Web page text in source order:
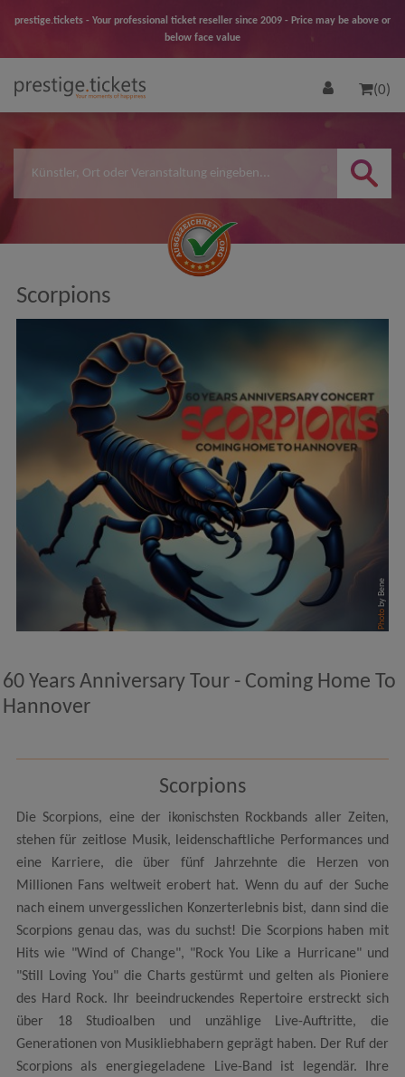
prestige.tickets - Your professional ticket reseller since 2009 - Price may be above or
below face value
(0)
Scorpions
Photo
by Bene
60 Years Anniversary Tour - Coming Home To
Hannover
Scorpions
Die Scorpions, eine der ikonischsten Rockbands aller Zeiten,
stehen für zeitlose Musik, leidenschaftliche Performances und
eine Karriere, die über fünf Jahrzehnte die Herzen von
Millionen Fans weltweit erobert hat. Wenn du auf der Suche
nach einem unvergesslichen Konzerterlebnis bist, dann sind die
Scorpions genau das, was du suchst! Die Scorpions haben mit
Hits wie "Wind of Change", "Rock You Like a Hurricane" und
"Still Loving You" die Charts gestürmt und gelten als Pioniere
des Hard Rock. Ihr beeindruckendes Repertoire erstreckt sich
über 18 Studioalben und unzählige Live-Auftritte, die
Generationen von Musikliebhabern geprägt haben. Der Ruf der
Scorpions als energiegeladene Live-Band ist legendär. Ihre